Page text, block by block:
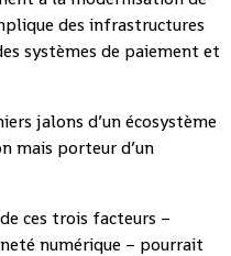
des infrastructures
systèmes de paiement et
jalons d’un écosystème
mais porteur d’un
ces trois facteurs –
numérique – pourrait